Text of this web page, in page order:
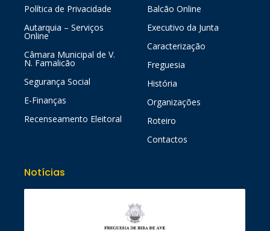
Política de Privacidade
Autarquia – Serviços
Online
Câmara Municipal de V.
N. Famalicão
Segurança Social
E-Finanças
Recenseamento Eleitoral
Balcão Online
Executivo da Junta
Caracterização
Freguesia
História
Organizações
Roteiro
Contactos
Notícias